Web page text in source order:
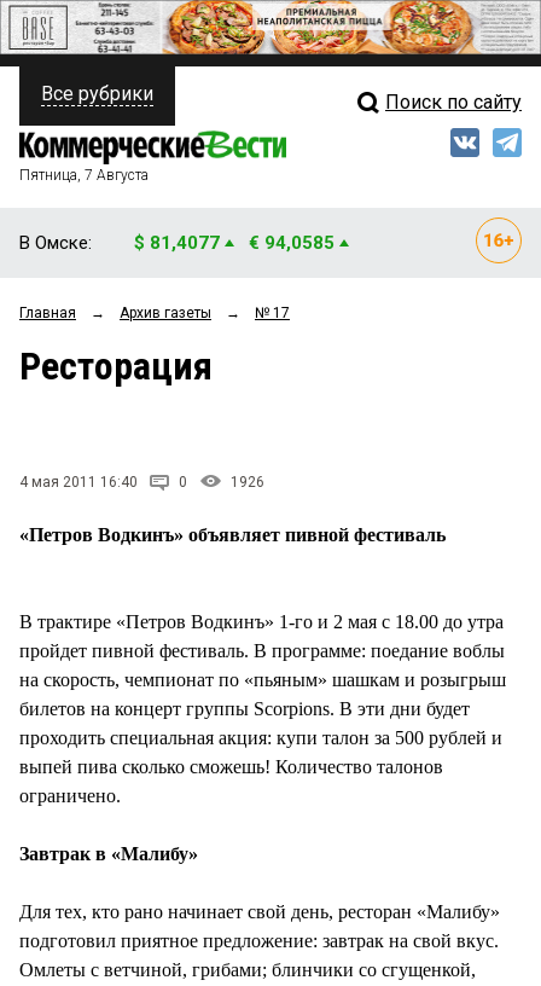
ПОЛИТИКА
ФИНАНСЫ
ОБЩЕСТВО
ЗАКОН
ПРОИСШЕСТВИЯ
СТИЛЬ ЖИЗНИ
Свежий выпуск
Все рубрики Поиск по сайту
Пятница, 7 Августа
В Омске: $ 81,4077 € 94,0585
Главная → Архив газеты → № 17
Ресторация
4 мая 2011 16:40 0 1926
«Петров Водкинъ» объявляет пивной фестиваль
В трактире «Петров Водкинъ» 1-го и 2 мая с 18.00 до утра
пройдет пивной фестиваль. В программе: поедание воблы
на скорость, чемпионат по «пьяным» шашкам и розыгрыш
билетов на концерт группы Scorpions. В эти дни будет
проходить специальная акция: купи талон за 500 рублей и
выпей пива сколько сможешь! Количество талонов
ограничено.
Завтрак в «Малибу»
Для тех, кто рано начинает свой день, ресторан «Малибу»
подготовил приятное предложение: завтрак на свой вкус.
Омлеты с ветчиной, грибами; блинчики со сгущенкой,